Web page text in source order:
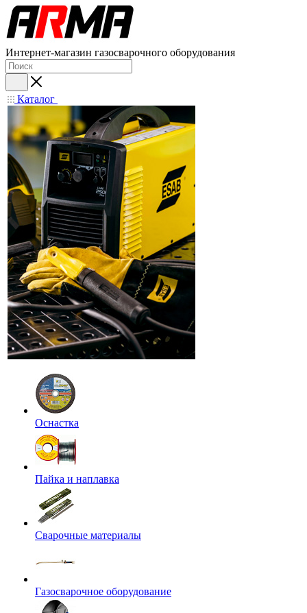
Интернет-магазин газосварочного оборудования
Каталог
Оснастка
Пайка и наплавка
Сварочные материалы
Газосварочное оборудование